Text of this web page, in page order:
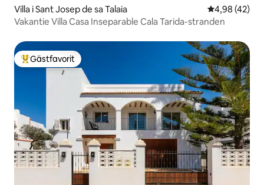
Villa i Sant Josep de sa Talaia 4,98 av 5 i
4,98 (42)
Vakantie Villa Casa Inseparable Cala Tarida-stranden
Populär gästfavorit
Gästfavorit